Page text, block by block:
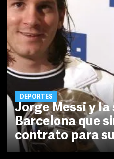
DEPORTES
Jorge Messi y
Barcelona que
contrato para